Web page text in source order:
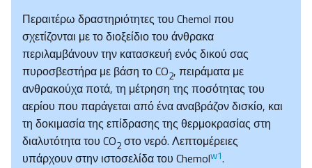
Περαιτέρω δραστηριότητες του Chemol που
σχετίζονται με το διοξείδιο του άνθρακα
περιλαμβάνουν την κατασκευή ενός δικού σας
πυροσβεστήρα με βάση το CO2, πειράματα με
ανθρακούχα ποτά, τη μέτρηση της ποσότητας του
αερίου που παράγεται από ένα αναβράζον δισκίο, και
τη δοκιμασία της επίδρασης της θερμοκρασίας στη
διαλυτότητα του CO2 στο νερό. Λεπτομέρειες
υπάρχουν στην ιστοσελίδα του Chemolw1.